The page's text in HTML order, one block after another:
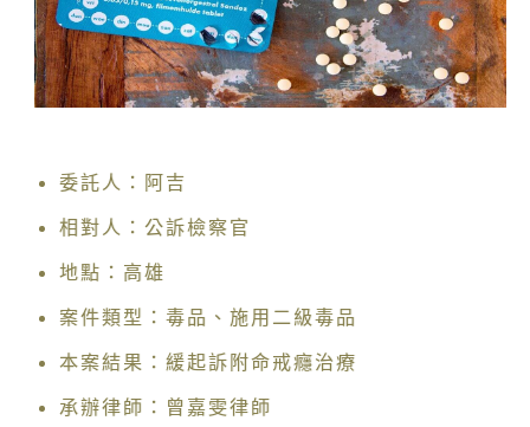
委託人：阿吉
相對人：公訴檢察官
地點：高雄
案件類型：毒品、施用二級毒品
本案結果：緩起訴附命戒癮治療
承辦律師：曾嘉雯律師